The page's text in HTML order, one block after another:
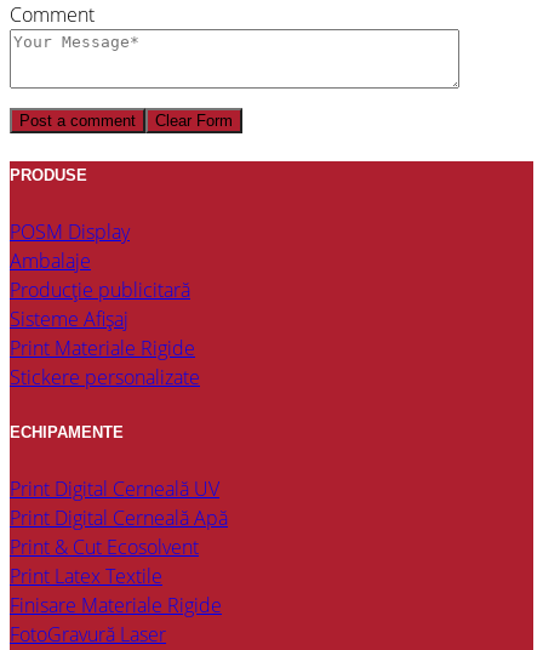
Comment
Post a comment Clear Form
PRODUSE
POSM Display
Ambalaje
Producție publicitară
Sisteme Afișaj
Print Materiale Rigide
Stickere personalizate
ECHIPAMENTE
Print Digital Cerneală UV
Print Digital Cerneală Apă
Print & Cut Ecosolvent
Print Latex Textile
Finisare Materiale Rigide
FotoGravură Laser